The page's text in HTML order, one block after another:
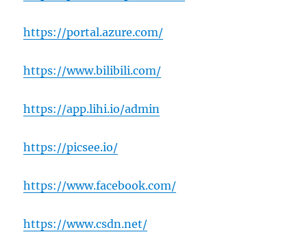
https://portal.azure.com/
https://www.bilibili.com/
https://app.lihi.io/admin
https://picsee.io/
https://www.facebook.com/
https://www.csdn.net/